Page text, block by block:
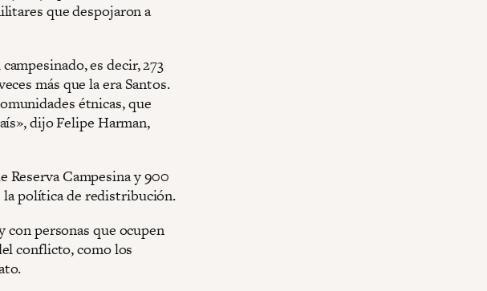
que despojaron a
es decir, 273
más que la era Santos.
étnicas, que
dijo Felipe Harman,
Reserva Campesina y 900
política de redistribución.
con personas que ocupen
conflicto, como los